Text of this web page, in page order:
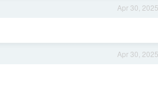
Apr 30, 2025
Apr 30, 2025